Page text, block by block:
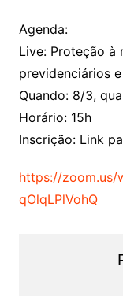
Agenda:
Live: Proteção à
previdenciários
Quando: 8/3,
Horário: 15h
Inscrição: Link
https://zoom.us/
qOlqLPlVohQ